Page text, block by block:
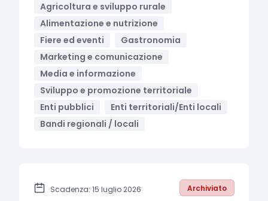
Agricoltura e sviluppo rurale
Alimentazione e nutrizione
Fiere ed eventi
Gastronomia
Marketing e comunicazione
Media e informazione
Sviluppo e promozione territoriale
Enti pubblici
Enti territoriali/Enti locali
Bandi regionali / locali
Scadenza: 15 luglio 2026 Archiviato